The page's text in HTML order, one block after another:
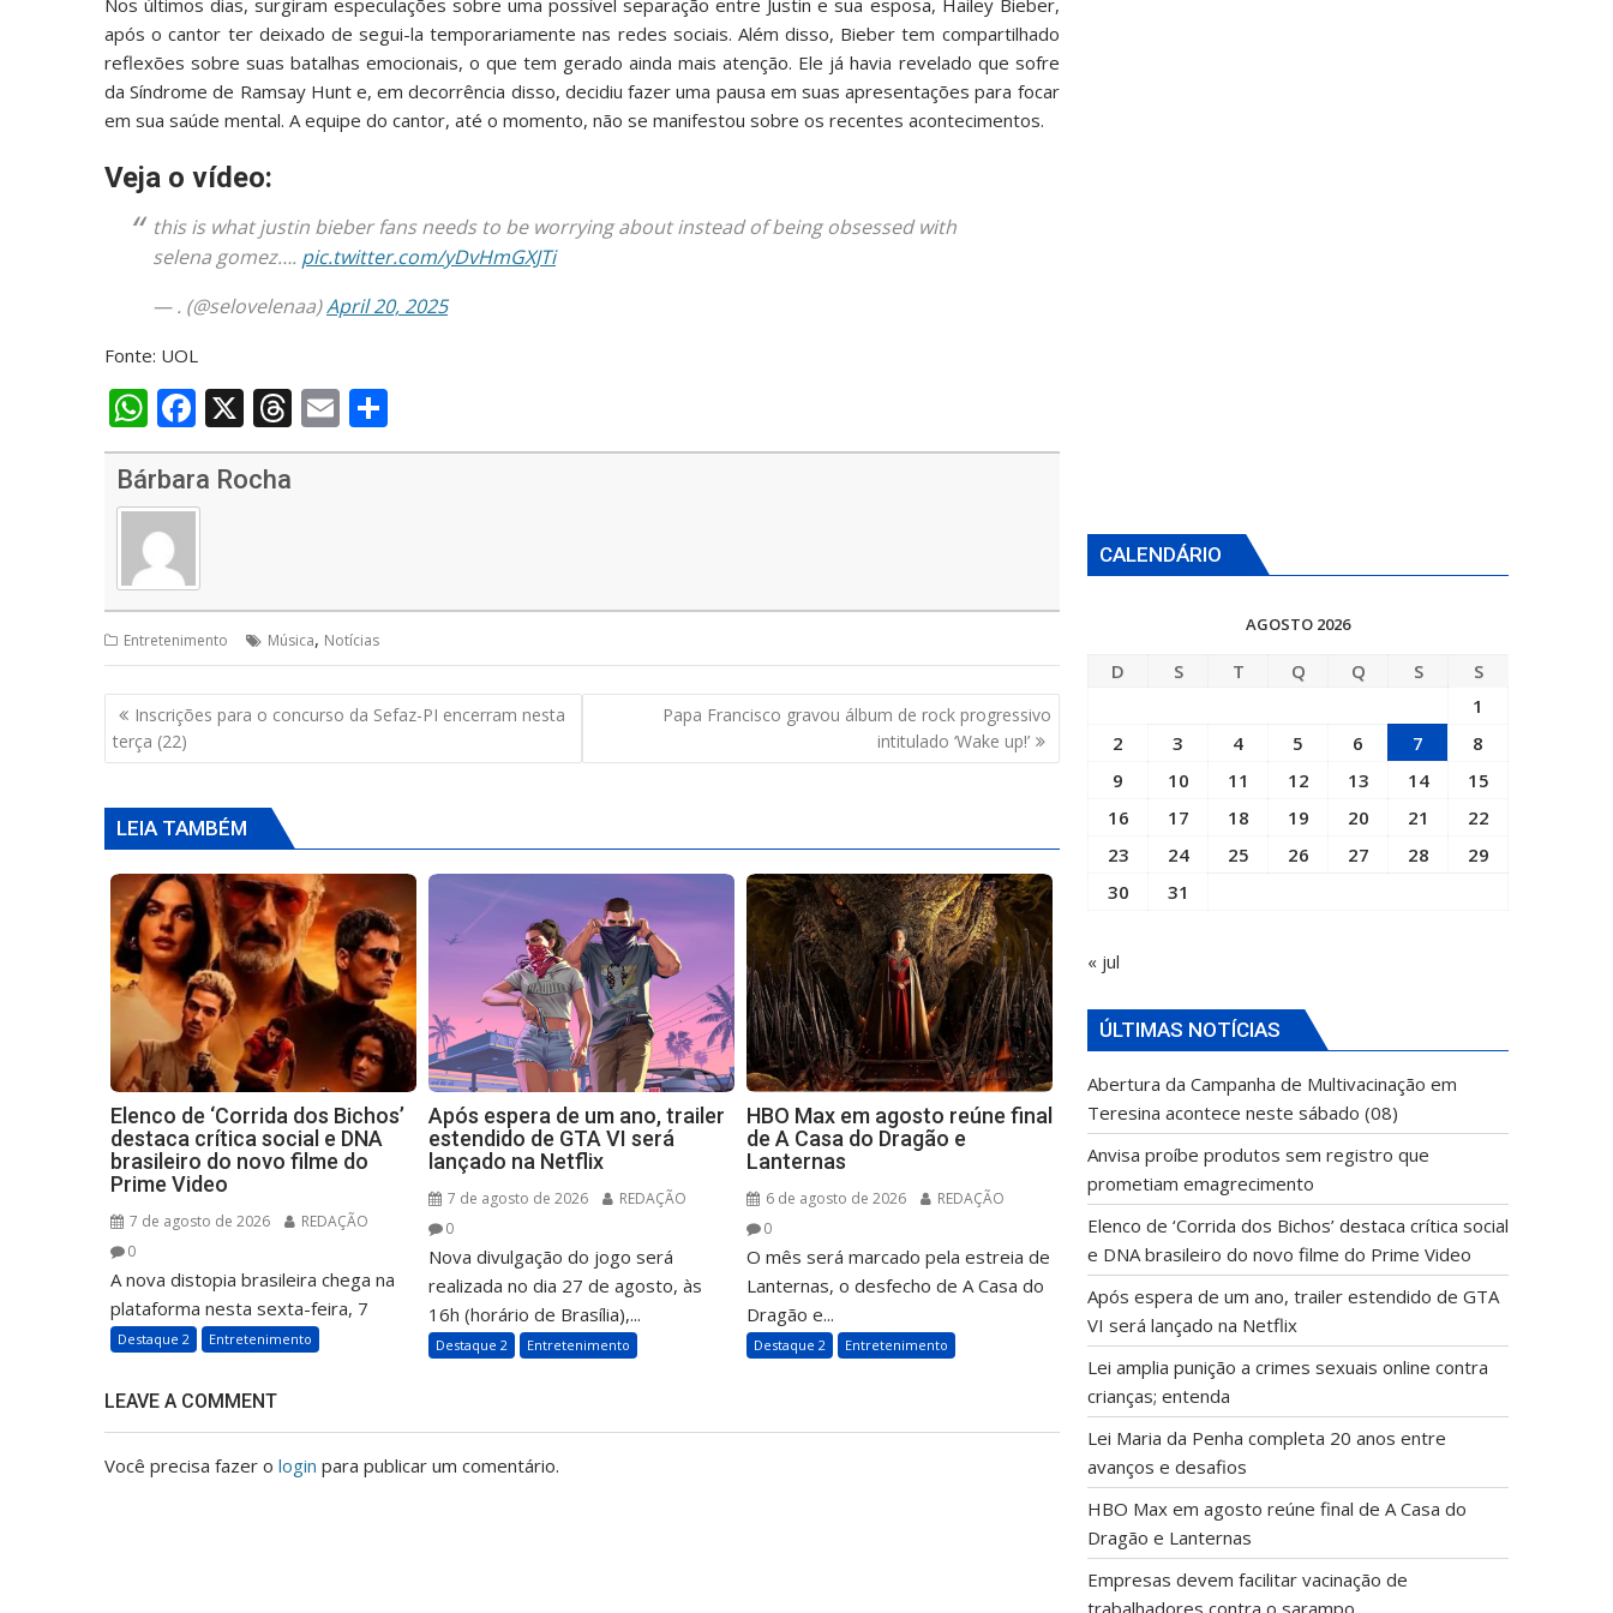
Nos últimos dias, surgiram especulações sobre uma possível separação entre Justin e sua esposa, Hailey Bieber,
após o cantor ter deixado de segui-la temporariamente nas redes sociais. Além disso, Bieber tem compartilhado
reflexões sobre suas batalhas emocionais, o que tem gerado ainda mais atenção. Ele já havia revelado que sofre
da Síndrome de Ramsay Hunt e, em decorrência disso, decidiu fazer uma pausa em suas apresentações para focar
em sua saúde mental. A equipe do cantor, até o momento, não se manifestou sobre os recentes acontecimentos.
Veja o vídeo:
this is what justin bieber fans needs to be worrying about instead of being obsessed with
selena gomez…. pic.twitter.com/yDvHmGXJTi
— . (@selovelenaa)April 20, 2025
Fonte: UOL
W
h
at
s
A
p
p
F
ac
e
b
o
k
X T
h
s
E
m h
Bárbara Rocha
Entretenimento Música, Notícias
Navegação
de
Post
Inscrições para o concurso da Sefaz-PI encerram nesta
terça (22)
Papa Francisco gravou álbum de rock progressivo
intitulado ‘Wake up!’
LEIA TAMBÉM
Elenco de ‘Corrida dos Bichos’
destaca crítica social e DNA
brasileiro do novo filme do
Prime Video
7 de agosto de 2026
REDAÇÃO
0
A nova distopia brasileira chega na
plataforma nesta sexta-feira, 7
Destaque 2 Entretenimento
Após espera de um ano, trailer
estendido de GTA VI será
lançado na Netflix
7 de agosto de 2026
REDAÇÃO
0
Nova divulgação do jogo será
realizada no dia 27 de agosto, às
16h (horário de Brasília),...
Destaque 2 Entretenimento
HBO Max em agosto reúne final
de A Casa do Dragão e
Lanternas
6 de agosto de 2026
REDAÇÃO
0
O mês será marcado pela estreia de
Lanternas, o desfecho de A Casa do
Dragão e...
Destaque 2 Entretenimento
LEAVE A COMMENT
Você precisa fazer o login para publicar um comentário.
CALENDÁRIO
AGOSTO 2026
D S T Q Q S
S
1
2
3 4 5 6 7
8
9
10 11 12 13 14
15
16
17 18 19 20 21
22
23
24 25 26 27 28
29
30
31
« jul
ÚLTIMAS NOTÍCIAS
Abertura da Campanha de Multivacinação em
Teresina acontece neste sábado (08)
Anvisa proíbe produtos sem registro que
prometiam emagrecimento
Elenco de ‘Corrida dos Bichos’ destaca crítica social
e DNA brasileiro do novo filme do Prime Video
Após espera de um ano, trailer estendido de GTA
VI será lançado na Netflix
Lei amplia punição a crimes sexuais online contra
crianças; entenda
Lei Maria da Penha completa 20 anos entre
avanços e desafios
HBO Max em agosto reúne final de A Casa do
Dragão e Lanternas
Empresas devem facilitar vacinação de
trabalhadores contra o sarampo